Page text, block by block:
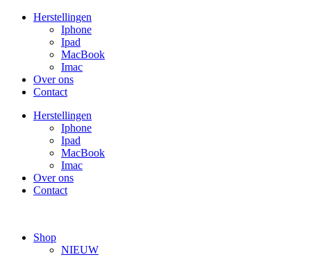
Herstellingen
Iphone
Ipad
MacBook
Imac
Over ons
Contact
Herstellingen
Iphone
Ipad
MacBook
Imac
Over ons
Contact
Shop
NIEUW